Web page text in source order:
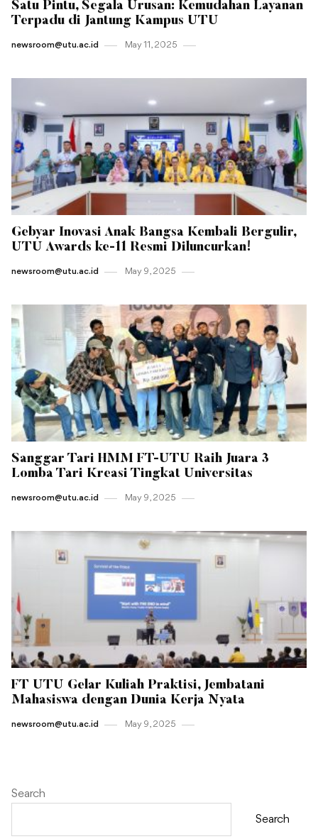
Satu Pintu, Segala Urusan: Kemudahan Layanan
Terpadu di Jantung Kampus UTU
newsroom@utu.ac.id May 11 , 2025
Gebyar Inovasi Anak Bangsa Kembali Bergulir,
UTU Awards ke-11 Resmi Diluncurkan!
newsroom@utu.ac.id May 9 , 2025
Sanggar Tari HMM FT-UTU Raih Juara 3
Lomba Tari Kreasi Tingkat Universitas
newsroom@utu.ac.id May 9 , 2025
FT UTU Gelar Kuliah Praktisi, Jembatani
Mahasiswa dengan Dunia Kerja Nyata
newsroom@utu.ac.id May 9 , 2025
Search
Search